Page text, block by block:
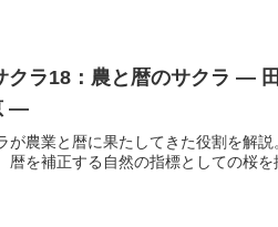
クラ18：農と暦のサクラ ―
―
が農業と暦に果たしてきた役割を解
暦を補正する自然の指標としての桜を